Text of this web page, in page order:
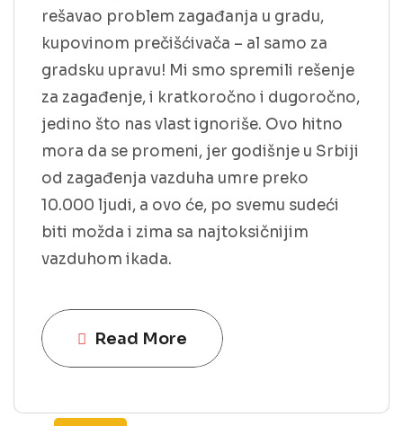
rešavao problem zagađanja u gradu,
kupovinom prečišćivača – al samo za
gradsku upravu! Mi smo spremili rešenje
za zagađenje, i kratkoročno i dugoročno,
jedino što nas vlast ignoriše. Ovo hitno
mora da se promeni, jer godišnje u Srbiji
od zagađenja vazduha umre preko
10.000 ljudi, a ovo će, po svemu sudeći
biti možda i zima sa najtoksičnijim
vazduhom ikada.
Read More